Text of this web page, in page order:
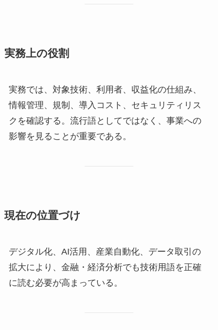
実務上の役割
実務では、対象技術、利用者、収益化の仕組み、
情報管理、規制、導入コスト、セキュリティリス
クを確認する。流行語としてではなく、事業への
影響を見ることが重要である。
現在の位置づけ
デジタル化、AI活用、産業自動化、データ取引の
拡大により、金融・経済分析でも技術用語を正確
に読む必要が高まっている。